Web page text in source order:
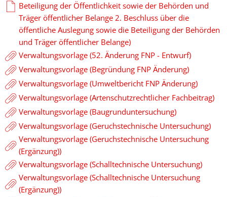
Beteiligung der Öffentlichkeit sowie der Behörden und
Träger öffentlicher Belange 2. Beschluss über die
öffentliche Auslegung sowie die Beteiligung der Behörden
und Träger öffentlicher Belange)
Verwaltungsvorlage (52. Änderung FNP - Entwurf)
Verwaltungsvorlage (Begründung FNP Änderung)
Verwaltungsvorlage (Umweltbericht FNP Änderung)
Verwaltungsvorlage (Artenschutzrechtlicher Fachbeitrag)
Verwaltungsvorlage (Baugrunduntersuchung)
Verwaltungsvorlage (Geruchstechnische Untersuchung)
Verwaltungsvorlage (Geruchstechnische Untersuchung
(Ergänzung))
Verwaltungsvorlage (Schalltechnische Untersuchung)
Verwaltungsvorlage (Schalltechnische Untersuchung
(Ergänzung))